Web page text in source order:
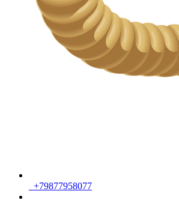
+79877958077